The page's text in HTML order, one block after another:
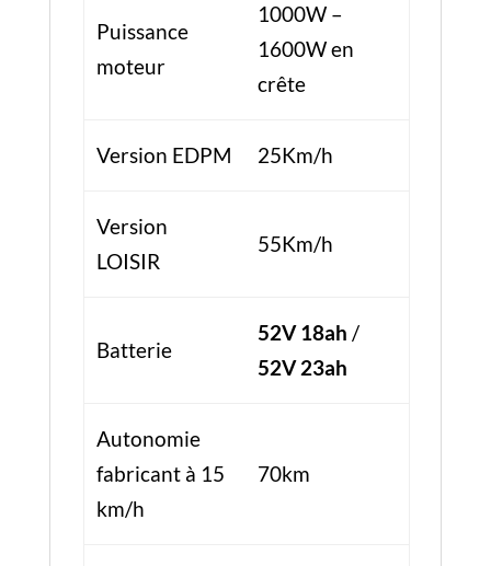
Puissance
moteur
1000W –
1600W en
crête
Version EDPM 25Km/h
Version
LOISIR
55Km/h
Batterie
52V 18ah /
52V 23ah
Autonomie
fabricant à 15
km/h
70km